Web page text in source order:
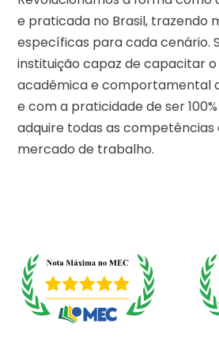
e praticada no Brasil, trazendo
específicas para cada cenário.
instituição capaz de capacitar
acadêmica e comportamental
e com a praticidade de ser
adquire todas as competências
mercado de trabalho.